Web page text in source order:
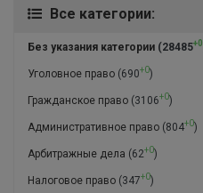
Все категории:
Без указания категории (28485+0
Уголовное право (690+0)
Гражданское право (3106+0)
Административное право (804+0)
Арбитражные дела (62+0)
Налоговое право (347+0)